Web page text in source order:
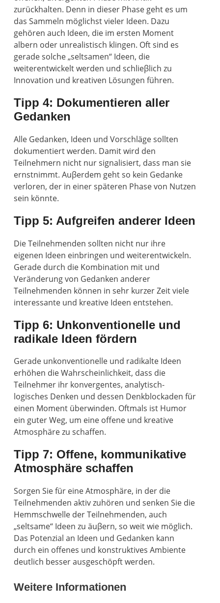
zurückhalten. Denn in dieser Phase geht es um
das Sammeln möglichst vieler Ideen. Dazu
gehören auch Ideen, die im ersten Moment
albern oder unrealistisch klingen. Oft sind es
gerade solche „seltsamen“ Ideen, die
weiterentwickelt werden und schlieβlich zu
Innovation und kreativen Lösungen führen.
Tipp 4: Dokumentieren aller
Gedanken
Alle Gedanken, Ideen und Vorschläge sollten
dokumentiert werden. Damit wird den
Teilnehmern nicht nur signalisiert, dass man sie
ernstnimmt. Auβerdem geht so kein Gedanke
verloren, der in einer späteren Phase von Nutzen
sein könnte.
Tipp 5: Aufgreifen anderer Ideen
Die Teilnehmenden sollten nicht nur ihre
eigenen Ideen einbringen und weiterentwickeln.
Gerade durch die Kombination mit und
Veränderung von Gedanken anderer
Teilnehmenden können in sehr kurzer Zeit viele
interessante und kreative Ideen entstehen.
Tipp 6: Unkonventionelle und
radikale Ideen fördern
Gerade unkonventionelle und radikalte Ideen
erhöhen die Wahrscheinlichkeit, dass die
Teilnehmer ihr konvergentes, analytisch-
logisches Denken und dessen Denkblockaden für
einen Moment überwinden. Oftmals ist Humor
ein guter Weg, um eine offene und kreative
Atmosphäre zu schaffen.
Tipp 7: Offene, kommunikative
Atmosphäre schaffen
Sorgen Sie für eine Atmosphäre, in der die
Teilnehmenden aktiv zuhören und senken Sie die
Hemmschwelle der Teilnehmenden, auch
„seltsame“ Ideen zu äuβern, so weit wie möglich.
Das Potenzial an Ideen und Gedanken kann
durch ein offenes und konstruktives Ambiente
deutlich besser ausgeschöpft werden.
Weitere Informationen